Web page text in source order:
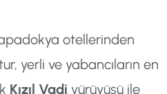
otellerinden
yerli ve yabancıların en
Kızıl Vadi yürüyüşü ile